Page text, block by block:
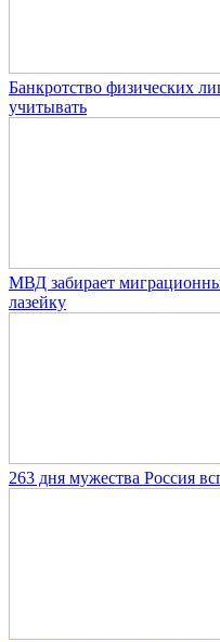
Банкротство физических
учитывать
МВД забирает
лазейку
263 дня мужества Россия